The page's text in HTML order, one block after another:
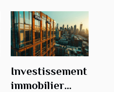
Investissement
immobilier